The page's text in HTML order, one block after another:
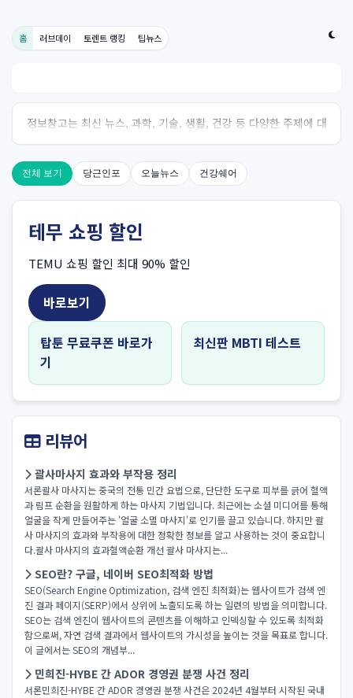
홈 러브데이 토렌트 랭킹 팁뉴스
정보창고는 최신 뉴스, 과학, 기술, 생활, 건강 등 다양한 주제에 대
한 신뢰성 있는 정보를 제공하는 온라인 자료실입니다.
전체 보기 당근인포 오늘뉴스 건강쉐어
테무 쇼핑 할인
TEMU 쇼핑 할인 최대 90% 할인
바로보기
탑툰 무료쿠폰 바로가
기
최신판 MBTI 테스트
리뷰어
괄사마사지 효과와 부작용 정리
서론괄사 마사지는 중국의 전통 민간 요법으로, 단단한 도구로 피부를 긁어 혈액
과 림프 순환을 원활하게 하는 마사지 기법입니다. 최근에는 소셜 미디어를 통해
얼굴을 작게 만들어주는 '얼굴 소멸 마사지'로 인기를 끌고 있습니다. 하지만 괄
사 마사지의 효과와 부작용에 대한 정확한 정보를 알고 사용하는 것이 중요합니
다.괄사 마사지의 효과혈액순환 개선 괄사 마사지는...
SEO란? 구글, 네이버 SEO최적화 방법
SEO(Search Engine Optimization, 검색 엔진 최적화)는 웹사이트가 검색 엔
진 결과 페이지(SERP)에서 상위에 노출되도록 하는 일련의 방법을 의미합니다.
SEO는 검색 엔진이 웹사이트의 콘텐츠를 이해하고 인덱싱할 수 있도록 최적화
함으로써, 자연 검색 결과에서 웹사이트의 가시성을 높이는 것을 목표로 합니다.
이 글에서는 SEO의 개념부...
민희진-HYBE 간 ADOR 경영권 분쟁 사건 정리
서론민희진-HYBE 간 ADOR 경영권 분쟁 사건은 2024년 4월부터 시작된 국내